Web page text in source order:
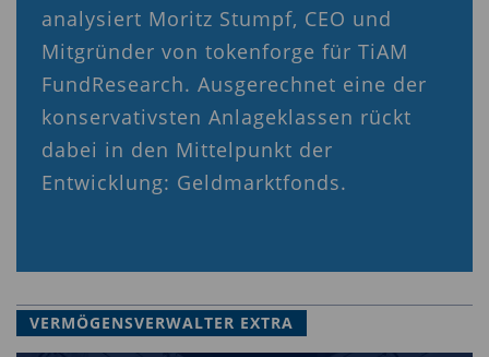
analysiert Moritz Stumpf, CEO und
Mitgründer von tokenforge für TiAM
FundResearch. Ausgerechnet eine der
konservativsten Anlageklassen rückt
dabei in den Mittelpunkt der
Entwicklung: Geldmarktfonds.
VERMÖGENSVERWALTER EXTRA